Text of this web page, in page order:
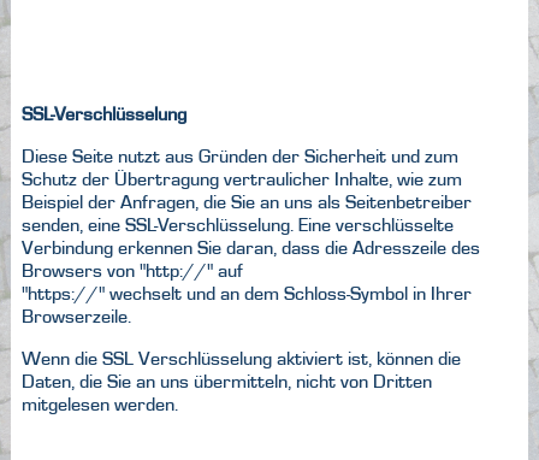
SSL-Verschlüsselung
Diese Seite nutzt aus Gründen der Sicherheit und zum
Schutz der Übertragung vertraulicher Inhalte, wie zum
Beispiel der Anfragen, die Sie an uns als Seitenbetreiber
senden, eine SSL-Verschlüsselung. Eine verschlüsselte
Verbindung erkennen Sie daran, dass die Adresszeile des
Browsers von "http://" auf
"https://" wechselt und an dem Schloss-Symbol in Ihrer
Browserzeile.
Wenn die SSL Verschlüsselung aktiviert ist, können die
Daten, die Sie an uns übermitteln, nicht von Dritten
mitgelesen werden.